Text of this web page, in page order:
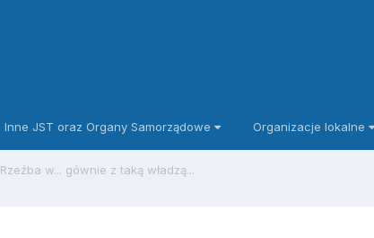
Inne JST oraz Organy Samorządowe Organizacje lokalne
Rzeźba w... gównie z taką władzą...